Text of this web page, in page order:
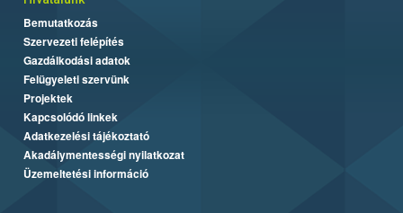
Bemutatkozás
Szervezeti felépítés
Gazdálkodási adatok
Felügyeleti szervünk
Projektek
Kapcsolódó linkek
Adatkezelési tájékoztató
Akadálymentességi nyilatkozat
Üzemeltetési információ